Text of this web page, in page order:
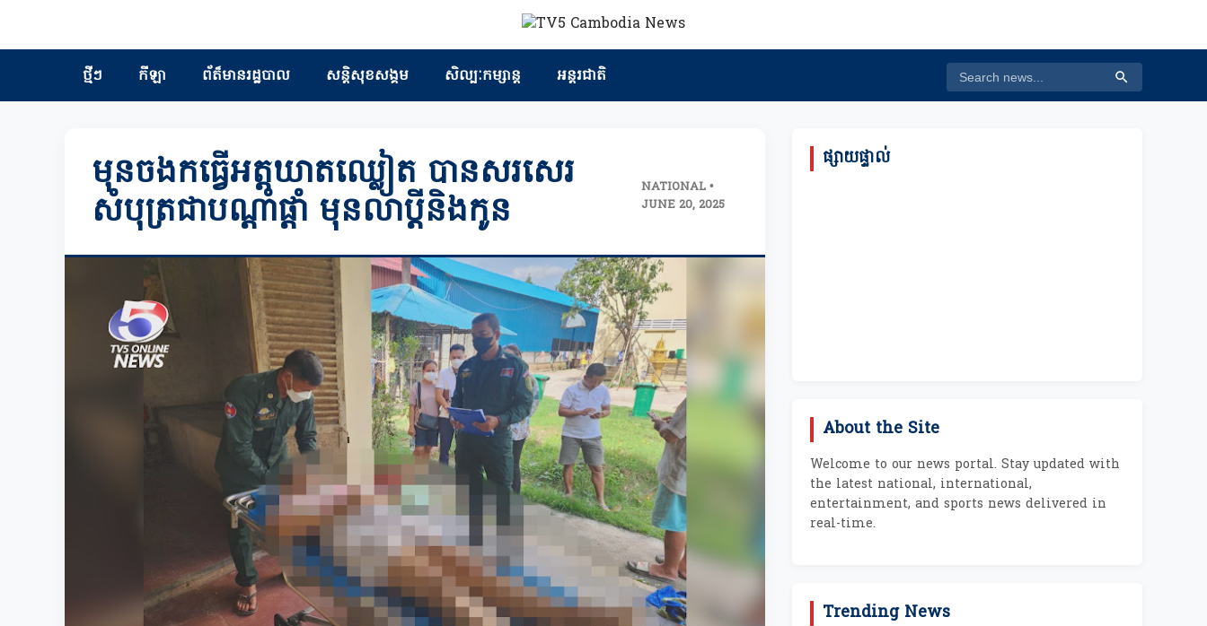
ថ្មីៗ កីឡា ព័ត៏មានរដ្ឋបាល សន្តិសុខសង្គម សិល្បៈកម្សាន្ត អន្តរជាតិ
មុនចងកធ្វើអត្តឃាតឈ្លៀត បានសរសេរ
សំបុត្រជាបណ្តាំផ្តាំ មុនលាប្តីនិងកូន
NATIONAL •
JUNE 20, 2025
ផ្សាយផ្ទាល់
About the Site
Welcome to our news portal. Stay updated with
the latest national, international,
entertainment, and sports news delivered in
real-time.
Trending News